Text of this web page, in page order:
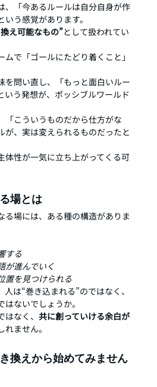
、「今あるルールは自分自身が作
う感覚があります。
え可能なもの”として扱われてい
で「ゴールにたどり着くこと」
を問い直し、「もっと面白いルー
いう発想が、ポッシブルワールド
「こういうものだから仕方がな
が、実は変えられるものだったと
体性が一気に立ち上がってくる可
場とは
る場には、ある種の構造がありま
する
が進んでいく
置を見つけられる
は“巻き込まれる”のではなく、
はないでしょうか。
なく、 共に創っていける余白が
ません。
換えから始めてみません